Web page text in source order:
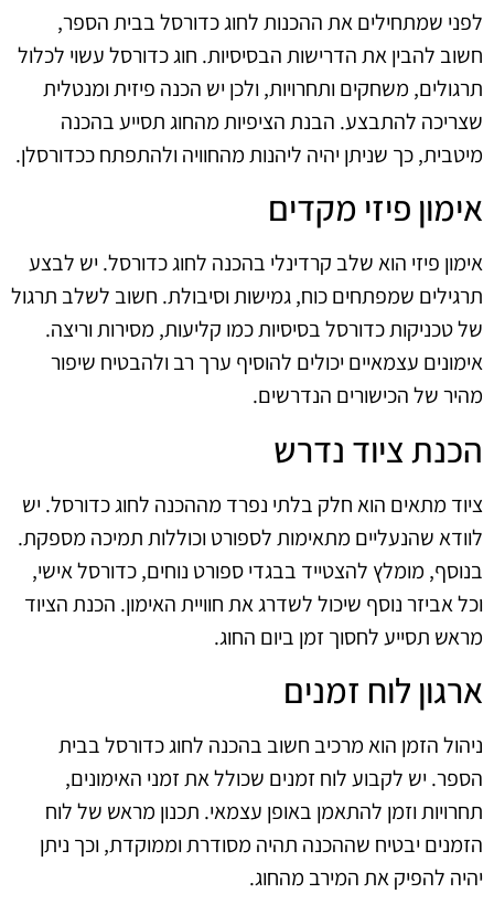
לפני שמתחילים את ההכנות לחוג כדורסל בבית הספר,
חשוב להבין את הדרישות הבסיסיות. חוג כדורסל עשוי לכלול
תרגולים, משחקים ותחרויות, ולכן יש הכנה פיזית ומנטלית
שצריכה להתבצע. הבנת הציפיות מהחוג תסייע בהכנה
מיטבית, כך שניתן יהיה ליהנות מהחוויה ולהתפתח ככדורסלן.
אימון פיזי מקדים
אימון פיזי הוא שלב קרדינלי בהכנה לחוג כדורסל. יש לבצע
תרגילים שמפתחים כוח, גמישות וסיבולת. חשוב לשלב תרגול
של טכניקות כדורסל בסיסיות כמו קליעות, מסירות וריצה.
אימונים עצמאיים יכולים להוסיף ערך רב ולהבטיח שיפור
מהיר של הכישורים הנדרשים.
הכנת ציוד נדרש
ציוד מתאים הוא חלק בלתי נפרד מההכנה לחוג כדורסל. יש
לוודא שהנעליים מתאימות לספורט וכוללות תמיכה מספקת.
בנוסף, מומלץ להצטייד בבגדי ספורט נוחים, כדורסל אישי,
וכל אביזר נוסף שיכול לשדרג את חוויית האימון. הכנת הציוד
מראש תסייע לחסוך זמן ביום החוג.
ארגון לוח זמנים
ניהול הזמן הוא מרכיב חשוב בהכנה לחוג כדורסל בבית
הספר. יש לקבוע לוח זמנים שכולל את זמני האימונים,
תחרויות וזמן להתאמן באופן עצמאי. תכנון מראש של לוח
הזמנים יבטיח שההכנה תהיה מסודרת וממוקדת, וכך ניתן
יהיה להפיק את המירב מהחוג.